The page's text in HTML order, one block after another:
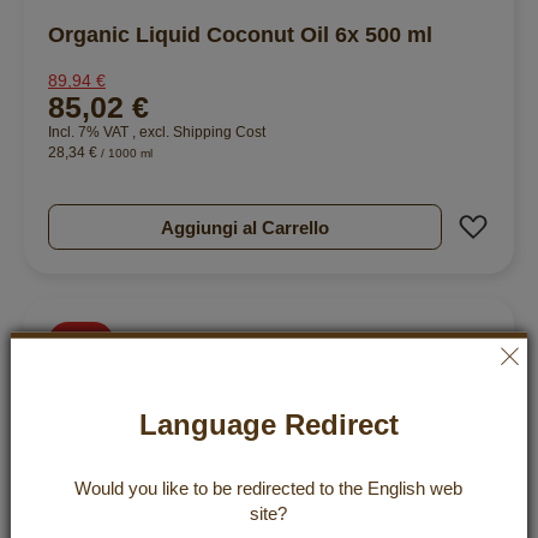
Organic Liquid Coconut Oil 6x 500 ml
89,94 €
85,02 €
Incl. 7% VAT , excl. Shipping Cost
28,34 € / 1000 ml
Aggiungi al Carrello
5 %
Language Redirect
Would you like to be redirected to the English web
site?